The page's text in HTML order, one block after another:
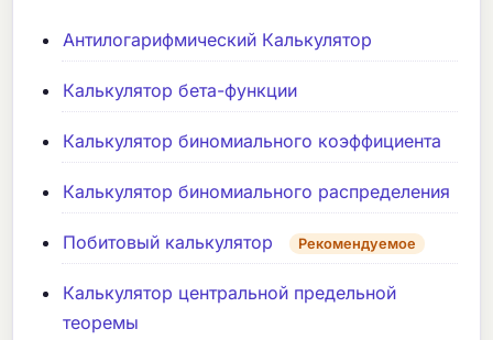
Антилогарифмический Калькулятор
Калькулятор бета-функции
Калькулятор биномиального коэффициента
Калькулятор биномиального распределения
Побитовый калькулятор Рекомендуемое
Калькулятор центральной предельной
теоремы